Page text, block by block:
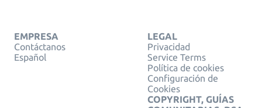
EMPRESA
Contáctanos
Español
LEGAL
Privacidad
Service Terms
Política de cookies
Configuración de
Cookies
COPYRIGHT, GUÍAS